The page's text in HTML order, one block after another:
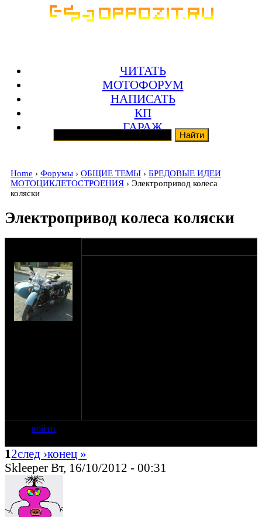
ЧИТАТЬ
МОТОФОРУМ
НАПИСАТЬ
КП
ГАРАЖ
Home › Форумы › ОБЩИЕ ТЕМЫ › БРЕДОВЫЕ ИДЕИ
МОТОЦИКЛЕТОСТРОЕНИЯ › Электропривод колеса
коляски
Электропривод колеса коляски
войти
12след ›конец »
Skleeper Вт, 16/10/2012 - 00:31